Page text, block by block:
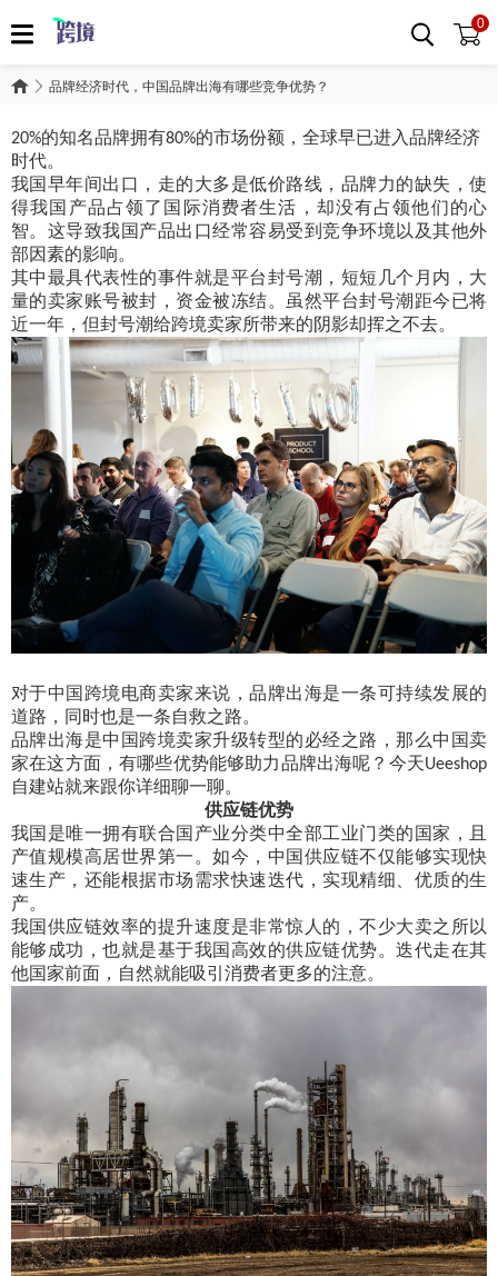
0
品牌经济时代，中国品牌出海有哪些竞争优势？
20%的知名品牌拥有80%的市场份额，全球早已进入品牌经济
时代。
我国早年间出口，走的大多是低价路线，品牌力的缺失，使
得我国产品占领了国际消费者生活，却没有占领他们的心
智。这导致我国产品出口经常容易受到竞争环境以及其他外
部因素的影响。
其中最具代表性的事件就是平台封号潮，短短几个月内，大
量的卖家账号被封，资金被冻结。虽然平台封号潮距今已将
近一年，但封号潮给跨境卖家所带来的阴影却挥之不去。
对于中国跨境电商卖家来说，品牌出海是一条可持续发展的
道路，同时也是一条自救之路。
品牌出海是中国跨境卖家升级转型的必经之路，那么中国卖
家在这方面，有哪些优势能够助力品牌出海呢？今天Ueeshop
自建站就来跟你详细聊一聊。
供应链优势
我国是唯一拥有联合国产业分类中全部工业门类的国家，且
产值规模高居世界第一。如今，中国供应链不仅能够实现快
速生产，还能根据市场需求快速迭代，实现精细、优质的生
产。
我国供应链效率的提升速度是非常惊人的，不少大卖之所以
能够成功，也就是基于我国高效的供应链优势。迭代走在其
他国家前面，自然就能吸引消费者更多的注意。